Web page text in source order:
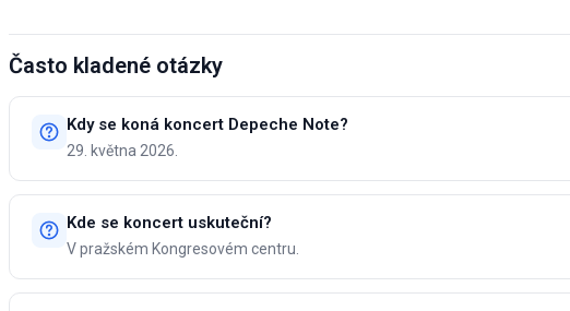
Často kladené otázky
Kdy se koná koncert Depeche Note?
29. května 2026.
Kde se koncert uskuteční?
V pražském Kongresovém centru.